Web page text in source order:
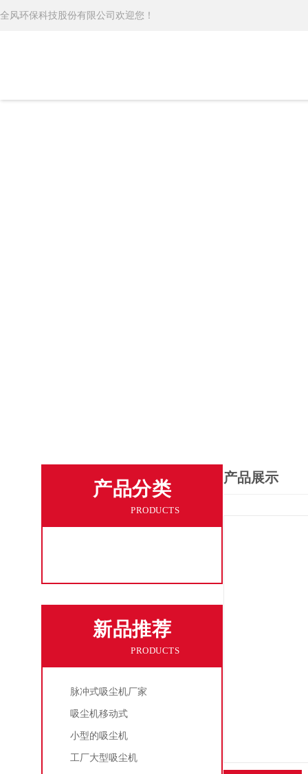
全风环保科技股份有限公司欢迎您！
产品分类
PRODUCTS
新品推荐
PRODUCTS
脉冲式吸尘机厂家
吸尘机移动式
小型的吸尘机
工厂大型吸尘机
产品展示